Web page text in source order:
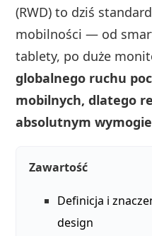
(RWD) to dziś
mobilności — od
tablety, po duże
globalnego ruchu
mobilnych, dlatego
absolutnym
Zawartość
Definicja i
design